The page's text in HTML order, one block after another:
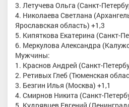
3. Летучева Ольга (Санкт-
4. Николаева Светлана
Ярославская область) +1,3
5. Кипяткова Екатерина (Санкт-
6. Меркулова Александра
Мужчины:
1. Краснов Андрей (Санкт-
2. Ретивых Глеб (Тюменская
3. Безгин Илья (Москва) +1,1
4. Смирнов Никита (Санкт-